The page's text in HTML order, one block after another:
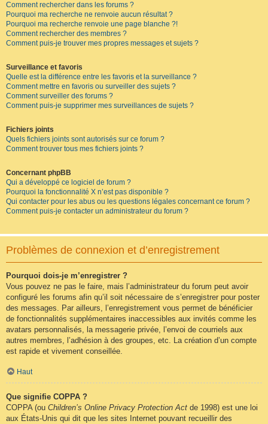
Comment rechercher dans les forums ?
Pourquoi ma recherche ne renvoie aucun résultat ?
Pourquoi ma recherche renvoie une page blanche ?!
Comment rechercher des membres ?
Comment puis-je trouver mes propres messages et sujets ?
Surveillance et favoris
Quelle est la différence entre les favoris et la surveillance ?
Comment mettre en favoris ou surveiller des sujets ?
Comment surveiller des forums ?
Comment puis-je supprimer mes surveillances de sujets ?
Fichiers joints
Quels fichiers joints sont autorisés sur ce forum ?
Comment trouver tous mes fichiers joints ?
Concernant phpBB
Qui a développé ce logiciel de forum ?
Pourquoi la fonctionnalité X n’est pas disponible ?
Qui contacter pour les abus ou les questions légales concernant ce forum ?
Comment puis-je contacter un administrateur du forum ?
Problèmes de connexion et d’enregistrement
Pourquoi dois-je m’enregistrer ?
Vous pouvez ne pas le faire, mais l’administrateur du forum peut avoir
configuré les forums afin qu’il soit nécessaire de s’enregistrer pour poster
des messages. Par ailleurs, l’enregistrement vous permet de bénéficier
de fonctionnalités supplémentaires inaccessibles aux invités comme les
avatars personnalisés, la messagerie privée, l’envoi de courriels aux
autres membres, l’adhésion à des groupes, etc. La création d’un compte
est rapide et vivement conseillée.
Haut
Que signifie COPPA ?
COPPA (ou Children’s Online Privacy Protection Act de 1998) est une loi
aux États-Unis qui dit que les sites Internet pouvant recueillir des